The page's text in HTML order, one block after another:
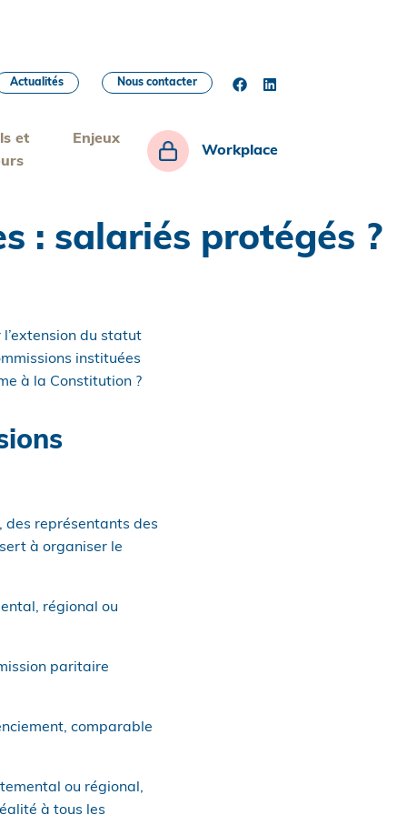
et
Enjeux
Workplace
Actualités Nous contacter
: salariés protégés ?
du statut
instituées
à la Constitution ?
des représentants des
à organiser le
régional ou
paritaire
comparable
ou régional,
à tous les